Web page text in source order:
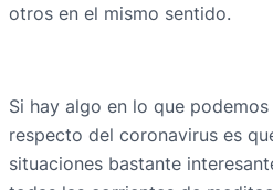
otros en el mismo sentido.
Si hay algo en lo que
respecto del coronavirus es
situaciones bastante